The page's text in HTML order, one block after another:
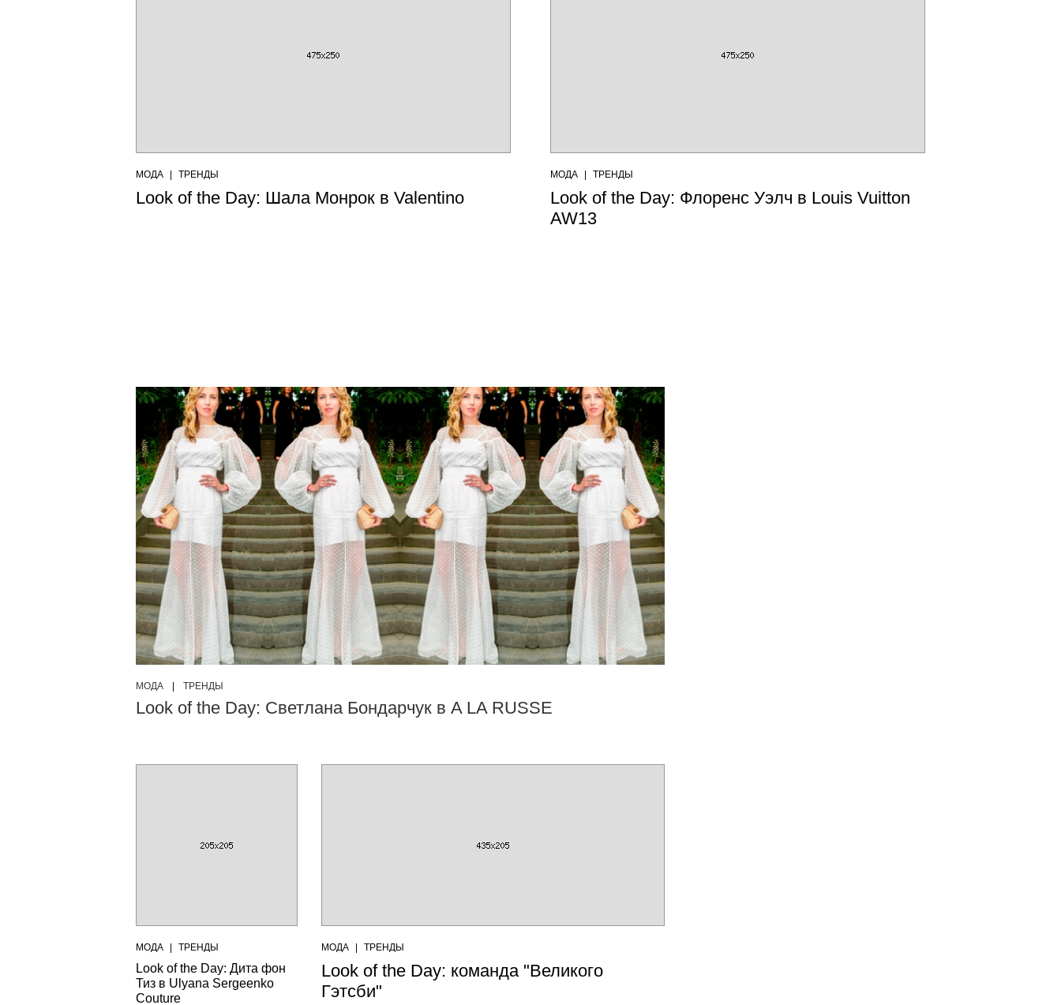
МОДА ТРЕНДЫ
Look of the Day: Шала Монрок в Valentino
МОДА ТРЕНДЫ
Look of the Day: Флоренс Уэлч в Louis Vuitton
AW13
МОДА | ТРЕНДЫ
Look of the Day: Светлана Бондарчук в A LA RUSSE
МОДА | ТРЕНДЫ
Look of the Day: Дита фон
Тиз в Ulyana Sergeenko
Couture
МОДА | ТРЕНДЫ
Look of the Day: команда "Великого
Гэтсби"